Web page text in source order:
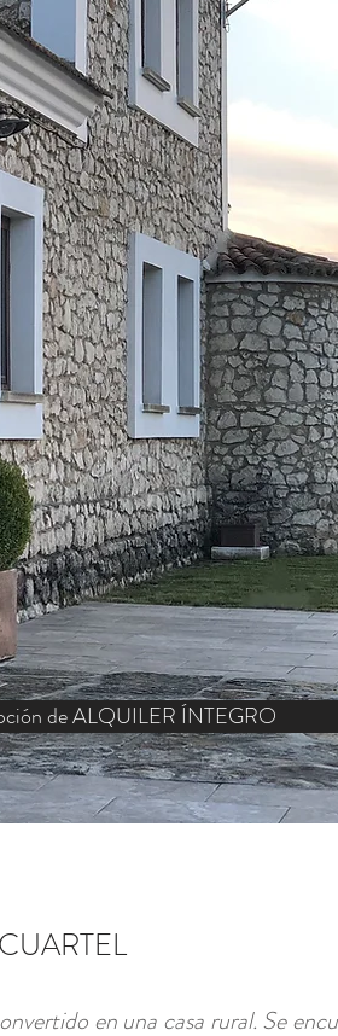
de ALQUILER ÍNTEGRO
en una casa rural. Se